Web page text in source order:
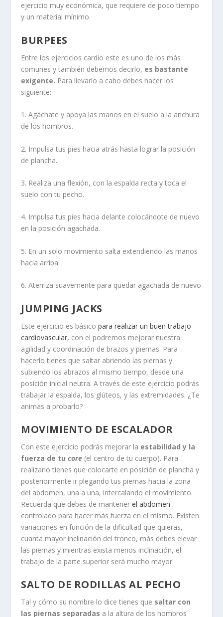
ejercicio muy económica, que requiere de poco tiempo
y un material mínimo.
BURPEES
Entre los ejercicios cardio este es uno de los más
comunes y también debemos decirlo, es bastante
exigente. Para llevarlo a cabo debes hacer los
siguiente:
1. Agáchate y apoya las manos en el suelo a la anchura
de los hombros.
2. Impulsa tus pies hacia atrás hasta lograr la posición
de plancha.
3. Realiza una flexión, con la espalda recta y toca el
suelo con tu pecho.
4. Impulsa tus pies hacia delante colocándote de nuevo
en la posición agachada.
5. En un solo movimiento salta extendiendo las manos
hacia arriba.
6. Aterriza suavemente para quedar agachada de nuevo
JUMPING JACKS
Este ejercicio es básicopara realizar un buen trabajo
cardiovascular, con el podremos mejorar nuestra
agilidad y coordinación de brazos y piernas. Para
hacerlo tienes que saltar abriendo las piernas y
subiendo los abrazos al mismo tiempo, desde una
posición inicial neutra. A través de este ejercicio podrás
trabajar la espalda, los glúteos, y las extremidades. ¿Te
animas a probarlo?
MOVIMIENTO DE ESCALADOR
Con este ejercicio podrás mejorar la estabilidad y la
fuerza de tucore (el centro de tu cuerpo). Para
realizarlo tienes que colocarte en posición de plancha y
posteriormente ir plegando tus piernas hacia la zona
del abdomen, una a una, intercalando el movimiento.
Recuerda que debes de mantenerel abdomen
controlado para hacer más fuerza en el mismo. Existen
variaciones en función de la dificultad que quieras,
cuanta mayor inclinación del tronco, más debes elevar
las piernas y mientras exista menos inclinación, el
trabajo de la parte superior será mucho mayor.
SALTO DE RODILLAS AL PECHO
Tal y cómo su nombre lo dice tienes que saltar con
las piernas separadas a la altura de los hombros